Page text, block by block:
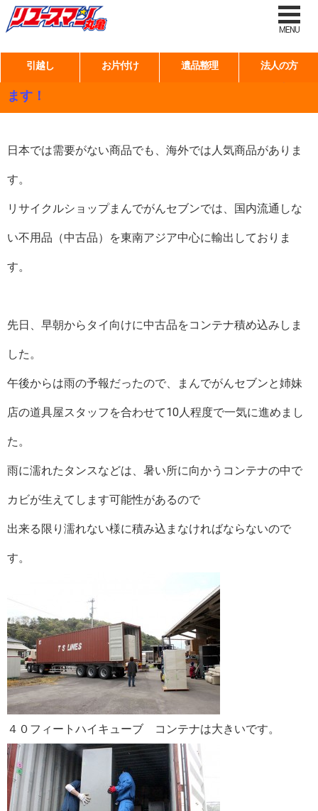
MENU
引越し お片付け 遺品整理 法人の方
タグ:香川県 不用品
日本では「不用品」でも、必要としている国があり
ます！
日本では需要がない商品でも、海外では人気商品がありま
す。
リサイクルショップまんでがんセブンでは、国内流通しな
い不用品（中古品）を東南アジア中心に輸出しておりま
す。
先日、早朝からタイ向けに中古品をコンテナ積め込みしま
した。
午後からは雨の予報だったので、まんでがんセブンと姉妹
店の道具屋スタッフを合わせて10人程度で一気に進めまし
た。
雨に濡れたタンスなどは、暑い所に向かうコンテナの中で
カビが生えてします可能性があるので
出来る限り濡れない様に積み込まなければならないので
す。
４０フィートハイキューブ コンテナは大きいです。